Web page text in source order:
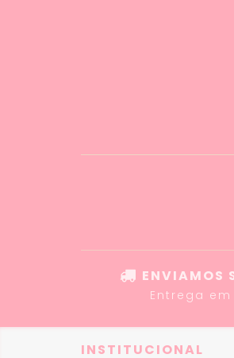
ENVIAMOS
Entrega
INSTITUCIONAL